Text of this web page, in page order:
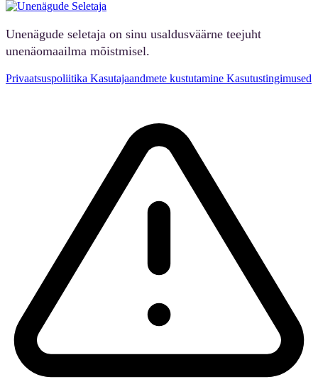
Unenägude seletaja on sinu usaldusväärne teejuht
unenäomaailma mõistmisel.
Privaatsuspoliitika Kasutajaandmete kustutamine Kasutustingimused